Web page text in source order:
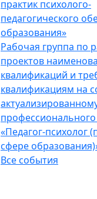
практик психолого-
педагогического
образования»
Рабочая группа по
проектов
квалификаций и
квалификациям на
профессионального
«Педагог-психолог
сфере
Все события